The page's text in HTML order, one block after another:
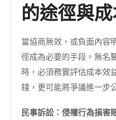
的途徑與
當協商無效，或負面內容
徑成為必要的手段。無名
時，必須務實評估成本效
錢，更可能將爭議進一步
民事訴訟：侵權行為損害